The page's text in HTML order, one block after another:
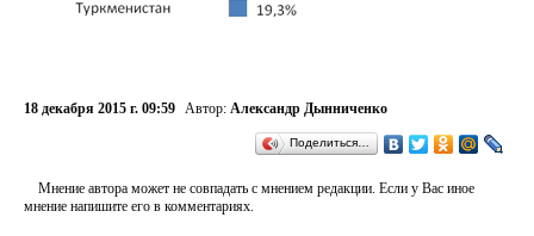
18 декабря 2015 г. 09:59 Автор: Александр Дынниченко
Поделиться…
Мнение автора может не совпадать с мнением редакции. Если у Вас иное
мнение напишите его в комментариях.